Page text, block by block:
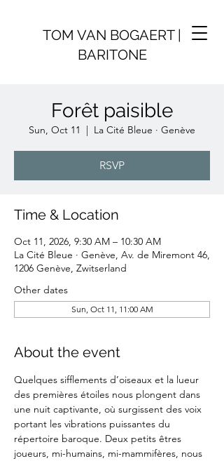
TOM VAN BOGAERT |
BARITONE
Forêt paisible
Sun, Oct 11
  |
La Cité Bleue · Genève
RSVP
Time & Location
Oct 11, 2026, 9:30 AM – 10:30 AM
La Cité Bleue · Genève, Av. de Miremont 46,
1206 Genève, Zwitserland
Other dates
Sun, Oct 11, 11:00 AM
About the event
Quelques sifflements d’oiseaux et la lueur
des premières étoiles nous plongent dans
une nuit captivante, où surgissent des voix
portant les vibrations puissantes du
répertoire baroque. Deux petits êtres
joueurs, mi-humains, mi-mammifères, nous